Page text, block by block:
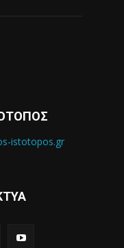
istotopos.gr